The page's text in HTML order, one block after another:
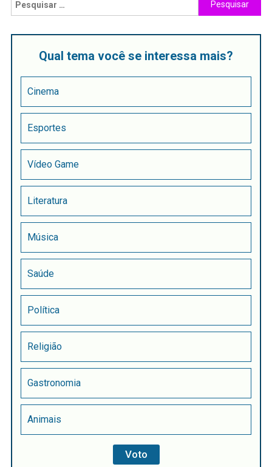
Qual tema você se interessa mais?
Cinema
Esportes
Vídeo Game
Literatura
Música
Saúde
Política
Religião
Gastronomia
Animais